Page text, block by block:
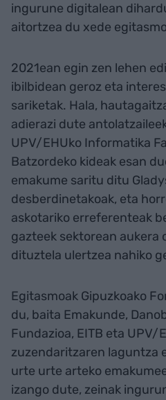
ingurune digitalean
aitortzea du xede
2021ean egin zen lehen
ibilbidean geroz eta
sariketak. Hala,
adierazi dute
UPV/EHUko Informatika
Batzordeko kideak esan
emakume saritu ditu
desberdinetakoak, eta
askotariko erreferenteak
gazteek sektorean aukera
dituztela ulertzea nahiko
Egitasmoak Gipuzkoako
du, baita Emakunde,
Fundazioa, EITB eta
zuzendaritzaren laguntza
urte urte arteko
izango dute, zeinak